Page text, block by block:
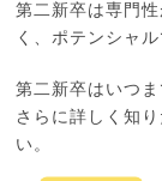
第二新卒は専門
く、ポテンシャ
第二新卒はいつ
さらに詳しく知
い。